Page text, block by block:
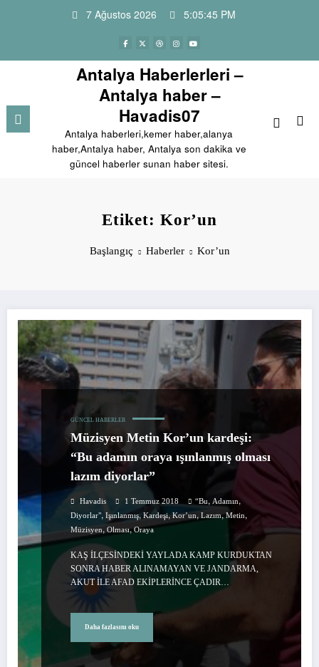
7 Ağustos 2026 5:05:45 PM
Antalya Haberlerleri –
Antalya haber –
Havadis07
Antalya haberleri,kemer haber,alanya
haber,Antalya haber, Antalya son dakika ve
güncel haberler sunan haber sitesi.
Etiket: Kor’un
Başlangıç Haberler Kor’un
GÜNCEL HABERLER
Müzisyen Metin Kor’un kardeşi:
“Bu adamın oraya ışınlanmış olması
lazım diyorlar”
Havadis 1 Temmuz 2018 “Bu, Adamın,
Diyorlar", Işınlanmış, Kardeşi,Kor’un, Lazım,Metin,
Müzisyen, Olması,Oraya
KAŞ İLÇESİNDEKİ YAYLADA KAMP KURDUKTAN
SONRA HABER ALINAMAYAN VE JANDARMA,
AKUT İLE AFAD EKİPLERİNCE ÇADIR…
Daha fazlasını oku